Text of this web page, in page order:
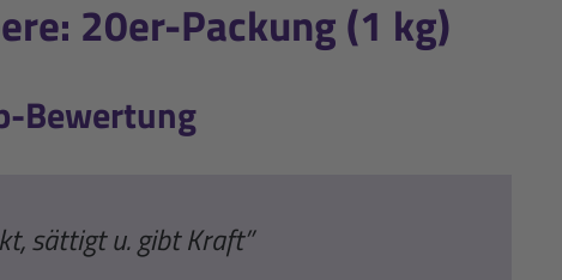
20er-Packung (1 kg)
Bewertung
sättigt u. gibt Kraft”